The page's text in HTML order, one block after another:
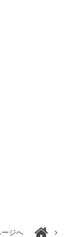
ージへ